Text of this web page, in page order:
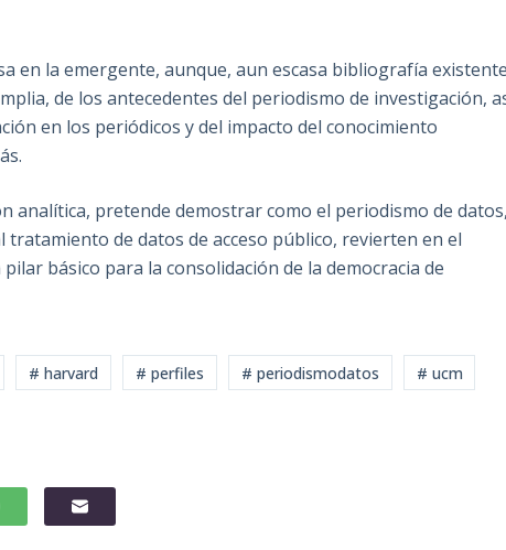
en la emergente, aunque, aun escasa bibliografía existente
de los antecedentes del periodismo de investigación,
en los periódicos y del impacto del conocimiento
analítica, pretende demostrar como el periodismo de datos,
de datos de acceso público, revierten en el
básico para la consolidación de la democracia de
# harvard # perfiles # periodismodatos # ucm